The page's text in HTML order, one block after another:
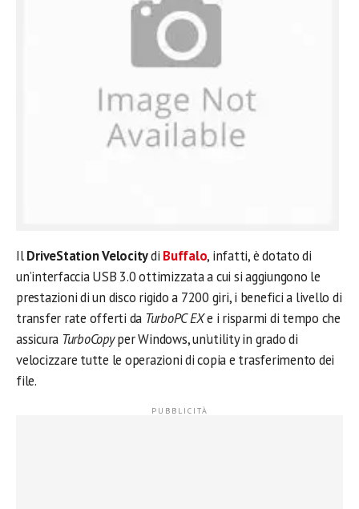
IlDriveStation Velocitydi Buffalo, infatti, è dotato di
un’interfaccia USB 3.0 ottimizzata a cui si aggiungono le
prestazioni di un disco rigido a 7200 giri, i benefici a livello di
transfer rate offerti da TurboPC EXe i risparmi di tempo che
assicura TurboCopyper Windows, un’utility in grado di
velocizzare tutte le operazioni di copia e trasferimento dei
file.